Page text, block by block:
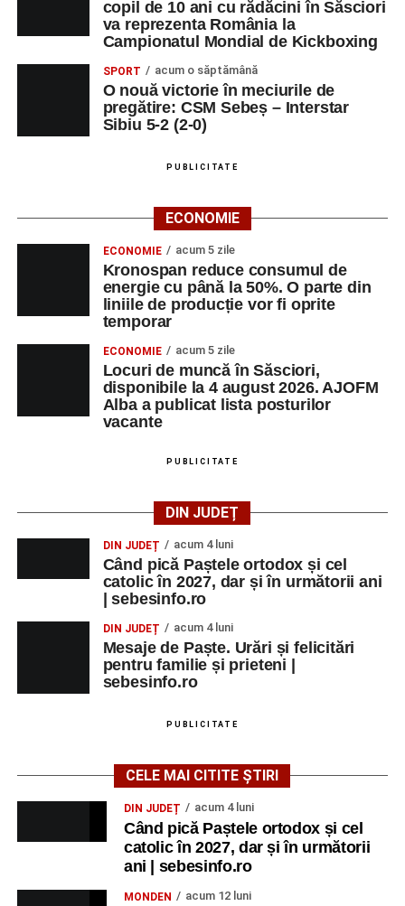
copil de 10 ani cu rădăcini în Săsciori
va reprezenta România la
Campionatul Mondial de Kickboxing
SPORT acum o săptămână
O nouă victorie în meciurile de
pregătire: CSM Sebeș – Interstar
Sibiu 5-2 (2-0)
PUBLICITATE
ECONOMIE
ECONOMIE acum 5 zile
Kronospan reduce consumul de
energie cu până la 50%. O parte din
liniile de producție vor fi oprite
temporar
ECONOMIE acum 5 zile
Locuri de muncă în Săsciori,
disponibile la 4 august 2026. AJOFM
Alba a publicat lista posturilor
vacante
PUBLICITATE
DIN JUDEȚ
DIN JUDEȚ acum 4 luni
Când pică Paștele ortodox și cel
catolic în 2027, dar și în următorii ani
| sebesinfo.ro
DIN JUDEȚ acum 4 luni
Mesaje de Paște. Urări și felicitări
pentru familie și prieteni |
sebesinfo.ro
PUBLICITATE
CELE MAI CITITE ȘTIRI
DIN JUDEȚ acum 4 luni
Când pică Paștele ortodox și cel
catolic în 2027, dar și în următorii
ani | sebesinfo.ro
MONDEN acum 12 luni